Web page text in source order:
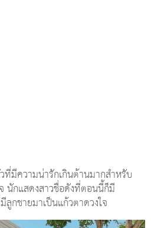
ที่มีความน่ารักเกินต้านมากสำหรับ
นักแสดงสาวชื่อดังที่ตอนนี้ก็มี
กชายมาเป็นแก้วตาดวงใจ